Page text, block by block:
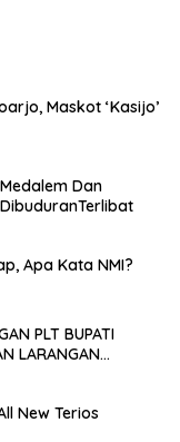
Maskot ‘Kasijo’
Apa Kata NMI?
PLT BUPATI
LARANGAN
New Terios